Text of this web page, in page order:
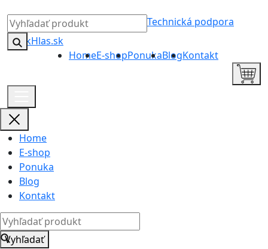
Technická podpora
HomeE-shopPonukaBlogKontakt
Home
E-shop
Ponuka
Blog
Kontakt
Vyhľadať